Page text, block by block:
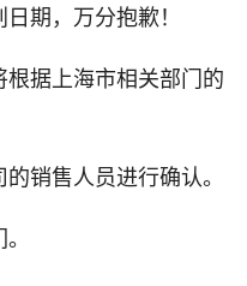
期，万分抱歉！
据上海市相关部门的
销售人员进行确认。